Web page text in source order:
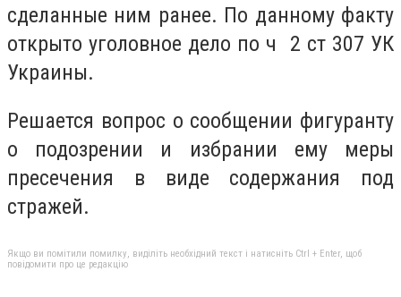
сделанные ним ранее. По данному факту
открыто уголовное дело по ч 2 ст 307 УК
Украины.
Решается вопрос о сообщении фигуранту
о подозрении и избрании ему меры
пресечения в виде содержания под
стражей.
Якщо ви помітили помилку, виділіть необхідний текст і натисніть Ctrl + Enter, щоб
повідомити про це редакцію